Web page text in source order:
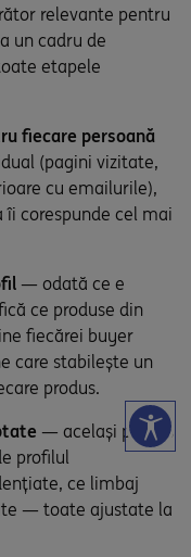
relevante pentru
un cadru de
etapele
fiecare persoană
(pagini vizitate,
cu emailurile),
corespunde cel mai
— odată ce e
ce produse din
fiecărei buyer
care stabilește un
produs.
— același produs
profilul
ce limbaj
— toate ajustate la